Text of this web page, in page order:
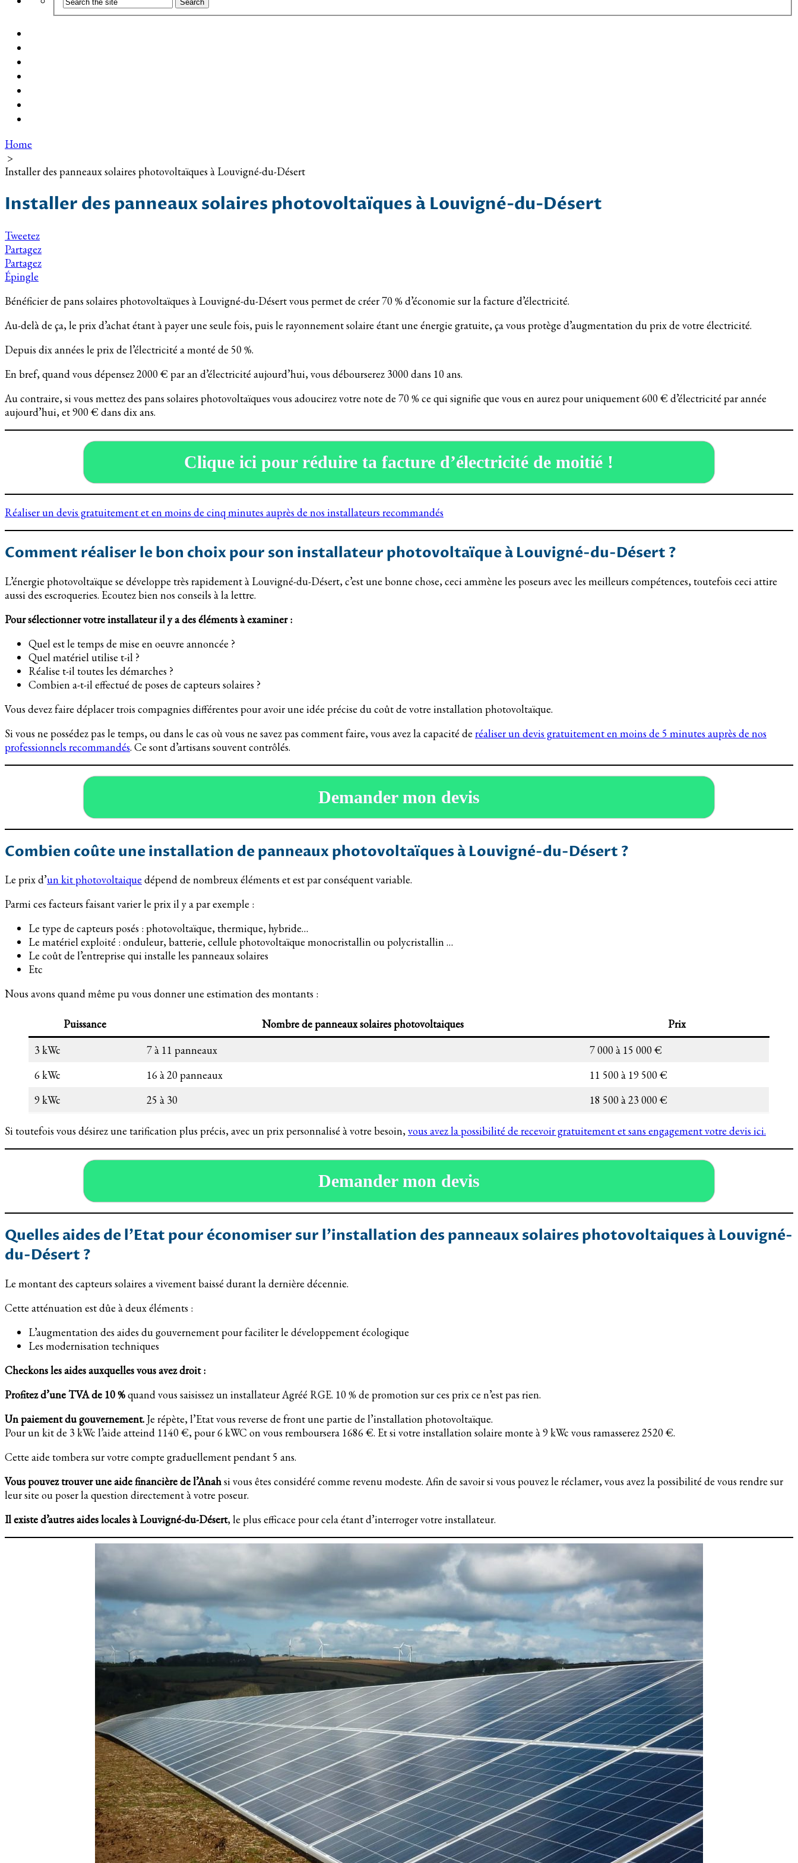
Home
>
Installer des panneaux solaires photovoltaïques à Louvigné-du-Désert
Installer des panneaux solaires photovoltaïques à Louvigné-du-Désert
Tweetez
Partagez
Partagez
Épingle
Bénéficier de pans solaires photovoltaïques à Louvigné-du-Désert vous permet de créer 70 % d’économie sur la facture d’électricité.
Au-delà de ça, le prix d’achat étant à payer une seule fois, puis le rayonnement solaire étant une énergie gratuite, ça vous protège d’augmentation du prix de votre électricité.
Depuis dix années le prix de l’électricité a monté de 50 %.
En bref, quand vous dépensez 2000 € par an d’électricité aujourd’hui, vous débourserez 3000 dans 10 ans.
Au contraire, si vous mettez des pans solaires photovoltaïques vous adoucirez votre note de 70 % ce qui signifie que vous en aurez pour uniquement 600 € d’électricité par année
aujourd’hui, et 900 € dans dix ans.
Clique ici pour réduire ta facture d’électricité de moitié !
Réaliser un devis gratuitement et en moins de cinq minutes auprès de nos installateurs recommandés
Comment réaliser le bon choix pour son installateur photovoltaïque à Louvigné-du-Désert ?
L’énergie photovoltaïque se développe très rapidement à Louvigné-du-Désert, c’est une bonne chose, ceci ammène les poseurs avec les meilleurs compétences, toutefois ceci attire
aussi des escroqueries. Ecoutez bien nos conseils à la lettre.
Pour sélectionner votre installateur il y a des éléments à examiner :
Quel est le temps de mise en oeuvre annoncée ?
Quel matériel utilise t-il ?
Réalise t-il toutes les démarches ?
Combien a-t-il effectué de poses de capteurs solaires ?
Vous devez faire déplacer trois compagnies différentes pour avoir une idée précise du coût de votre installation photovoltaïque.
Si vous ne possédez pas le temps, ou dans le cas où vous ne savez pas comment faire, vous avez la capacité de réaliser un devis gratuitement en moins de 5 minutes auprès de nos
professionnels recommandés. Ce sont d’artisans souvent contrôlés.
Demander mon devis
Combien coûte une installation de panneaux photovoltaïques à Louvigné-du-Désert ?
Le prix d’un kit photovoltaique dépend de nombreux éléments et est par conséquent variable.
Parmi ces facteurs faisant varier le prix il y a par exemple :
Le type de capteurs posés : photovoltaïque, thermique, hybride…
Le matériel exploité : onduleur, batterie, cellule photovoltaïque monocristallin ou polycristallin …
Le coût de l’entreprise qui installe les panneaux solaires
Etc
Nous avons quand même pu vous donner une estimation des montants :
Puissance Nombre de panneaux solaires photovoltaiques
Prix
3 kWc
7 à 11 panneaux
7 000 à 15 000 €
6 kWc
16 à 20 panneaux
11 500 à 19 500 €
9 kWc
25 à 30 18 500 à 23 000 €
Si toutefois vous désirez une tarification plus précis, avec un prix personnalisé à votre besoin,vous avez la possibilité de recevoir gratuitement et sans engagement votre devis ici.
Demander mon devis
Quelles aides de l’Etat pour économiser sur l’installation des panneaux solaires photovoltaiques à Louvigné-
du-Désert ?
Le montant des capteurs solaires a vivement baissé durant la dernière décennie.
Cette atténuation est dûe à deux éléments :
L’augmentation des aides du gouvernement pour faciliter le développement écologique
Les modernisation techniques
Checkons les aides auxquelles vous avez droit :
Profitez d’une TVA de 10 %quand vous saisissez un installateur Agréé RGE. 10 % de promotion sur ces prix ce n’est pas rien.
Un paiement du gouvernement. Je répète, l’Etat vous reverse de front une partie de l’installation photovoltaïque.
Pour un kit de 3 kWc l’aide atteind 1140 €, pour 6 kWC on vous remboursera 1686 €. Et si votre installation solaire monte à 9 kWc vous ramasserez 2520 €.
Cette aide tombera sur votre compte graduellement pendant 5 ans.
Vous pouvez trouver une aide financière de l’Anahsi vous êtes considéré comme revenu modeste. Afin de savoir si vous pouvez le réclamer, vous avez la possibilité de vous rendre sur
leur site ou poser la question directement à votre poseur.
Il existe d’autres aides locales à Louvigné-du-Désert, le plus efficace pour cela étant d’interroger votre installateur.